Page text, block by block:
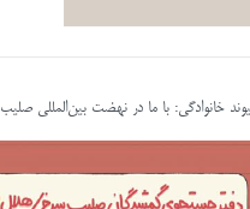
خانوادگی: با ما در نهضت بین‌المللی